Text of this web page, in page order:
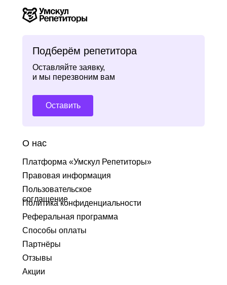
О нас
Платформа «Умскул Репетиторы»
Правовая информация
Пользовательское
соглашение
Политика конфиденциальности
Реферальная программа
Способы оплаты
Партнёры
Отзывы
Акции
Подберём репетитора
Оставляйте заявку,
и мы перезвоним вам
Оставить